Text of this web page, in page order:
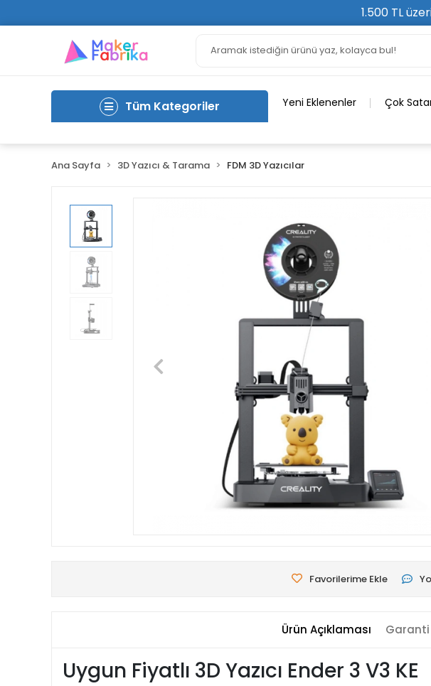
1.500 TL
Tüm Kategoriler Yeni Eklenenler Çok
Ana Sayfa 3D Yazıcı & Tarama FDM 3D Yazıcılar
Favorilerime Ekle
Ürün Açıklaması
Uygun Fiyatlı 3D Yazıcı Ender 3 V3 KE